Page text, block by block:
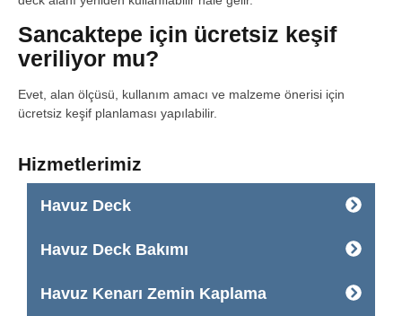
Sancaktepe için ücretsiz keşif
veriliyor mu?
Evet, alan ölçüsü, kullanım amacı ve malzeme önerisi için
ücretsiz keşif planlaması yapılabilir.
Hizmetlerimiz
Havuz Deck
Havuz Deck Bakımı
Havuz Kenarı Zemin Kaplama